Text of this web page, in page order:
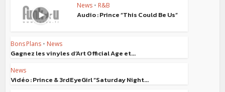
News • R&B
Audio : Prince “This Could Be Us”
Bons Plans • News
Gagnez les vinyles d’Art Official Age et...
News
Vidéo : Prince & 3rdEyeGirl “Saturday Night...